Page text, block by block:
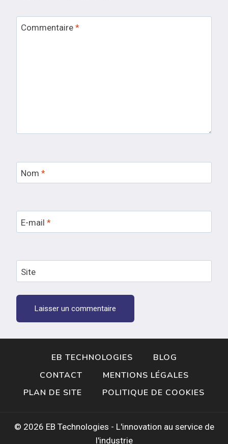
Commentaire *
Nom *
E-mail *
Site
EB TECHNOLOGIES
BLOG
CONTACT
MENTIONS LÉGALES
PLAN DE SITE
POLITIQUE DE COOKIES
© 2026 EB Technologies - L'innovation au service de
l'industrie